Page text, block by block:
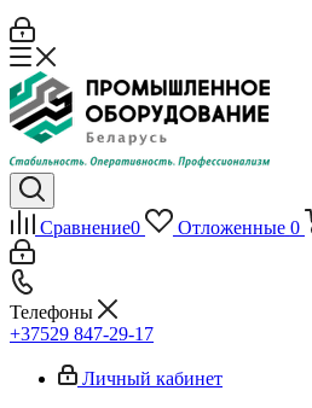
Сравнение0 Отложенные 0
Телефоны
+37529 847-29-17‬
Личный кабинет